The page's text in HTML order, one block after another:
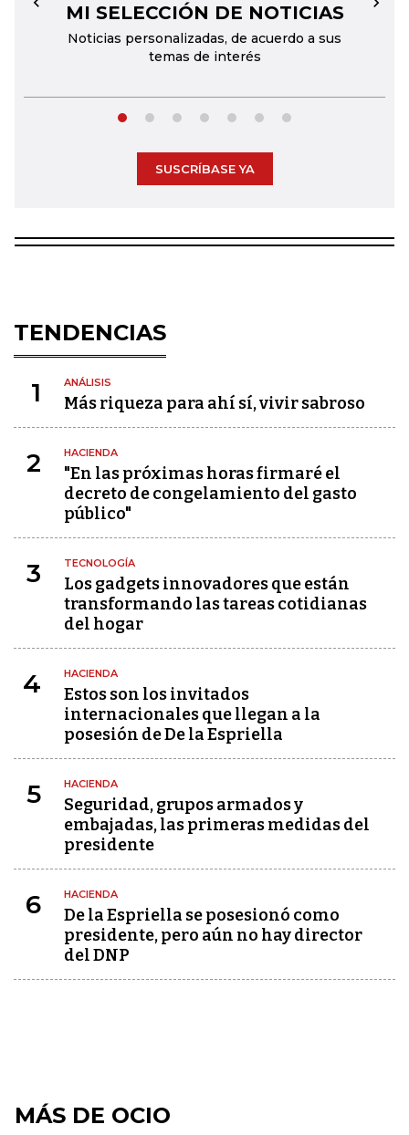
MI SELECCIÓN DE NOTICIAS
Noticias personalizadas, de acuerdo a sus
temas de interés
← →
SUSCRÍBASE YA
TENDENCIAS
1 ANÁLISIS
Más riqueza para ahí sí, vivir sabroso
2 HACIENDA
"En las próximas horas firmaré el
decreto de congelamiento del gasto
público"
3 TECNOLOGÍA
Los gadgets innovadores que están
transformando las tareas cotidianas
del hogar
4 HACIENDA
Estos son los invitados
internacionales que llegan a la
posesión de De la Espriella
5 HACIENDA
Seguridad, grupos armados y
embajadas, las primeras medidas del
presidente
6 HACIENDA
De la Espriella se posesionó como
presidente, pero aún no hay director
del DNP
MÁS DE OCIO